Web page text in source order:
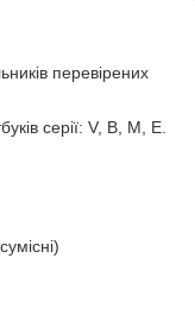
перевірених
серії: V, B, M, E.